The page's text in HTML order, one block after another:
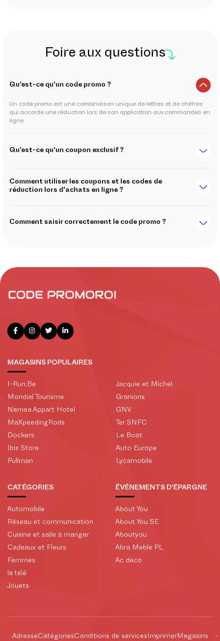
Foire aux questions
Qu'est-ce qu'un code promo ?
Un code promo est une combinaison unique de lettres et de chiffres
qui accorde une réduction lors de son application aux commandes en
ligne.
Qu'est-ce qu'un coupon exclusif ?
Comment utiliser les coupons et les codes de
réduction lors d'achats en ligne ?
Comment saisir correctement le code promo ?
MAGASINS POPULAIRES
I-Run.Be
Mondial Tourisme
Nemea Appart Hotel
MaXpeedingRods
Dockers
Ibis Store
Pullman
Jacquie et Michel
Granions
GNV
Ter SNFC
Le Boat
Auto Europe
Lycamobile
CATÉGORIES
Automobile
Réseau et communication
Cuisine et salle à manger
Cadeaux et Fleurs
Femmes
la télé
Jouets
ÉVÉNEMENTS D'ÉPARGNE
About You
About You SE
Aboutyou
Abra Meble PL
Ac deco
Adresse Catégories Conditions de services Imprimer Magasins